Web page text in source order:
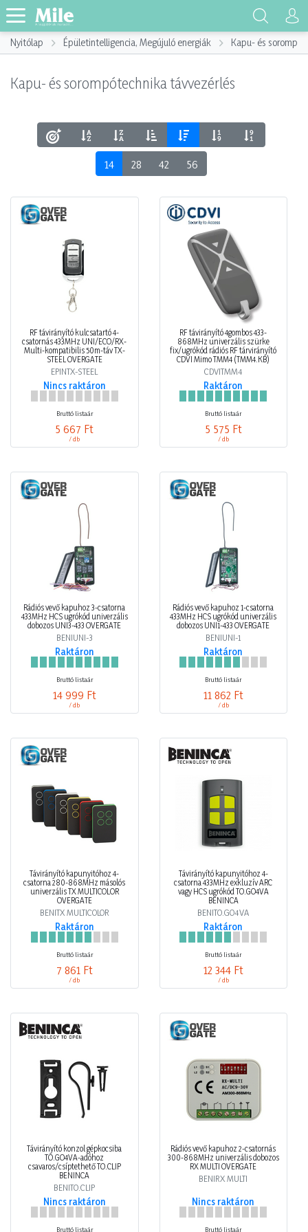
Nyitólap Épületintelligencia, Megújuló energiák Kapu- és
Kapu- és sorompótechnika távvezérlés
14 28 42 56
RF távirányító kulcsatartó 4-
csatornás 433MHz UNI/ECO/RX-
Multi-kompatibilis 50m-táv TX-
STEEL OVERGATE
EPINTX-STEEL
Nincs raktáron
Bruttó listaár
5 667 Ft
/ db
RF távirányító 4gombos 433-
868MHz univerzális szürke
fix/ugrókód rádiós RF tárvirányító
CDVI Mimo TMM4 (TMM4.KB)
CDVITMM4
Raktáron
Bruttó listaár
5 575 Ft
/ db
Rádiós vevő kapuhoz 3-csatorna
433MHz HCS ugrókód univerzális
dobozos UNI3-433 OVERGATE
BENIUNI-3
Raktáron
Bruttó listaár
14 999 Ft
/ db
Rádiós vevő kapuhoz 1-csatorna
433MHz HCS ugrókód univerzális
dobozos UNI1-433 OVERGATE
BENIUNI-1
Raktáron
Bruttó listaár
11 862 Ft
/ db
Távirányító kapunyitóhoz 4-
csatorna 280-868MHz másolós
univerzális TX MULTICOLOR
OVERGATE
BENITX MULTICOLOR
Raktáron
Bruttó listaár
7 861 Ft
/ db
Távirányító kapunyitóhoz 4-
csatorna 433MHz exkluzív ARC
vagy HCS ugrókód TO.GO4VA
BENINCA
BENITO.GO4VA
Raktáron
Bruttó listaár
12 344 Ft
/ db
Távirányító konzol gépkocsiba
TO.GO4VA-adóhoz
csavaros/csíptethető TO.CLIP
BENINCA
BENITO.CLIP
Nincs raktáron
Bruttó listaár
Rádiós vevő kapuhoz 2-csatornás
300-868MHz univerzális dobozos
RX MULTI OVERGATE
BENIRX MULTI
Nincs raktáron
Bruttó listaár